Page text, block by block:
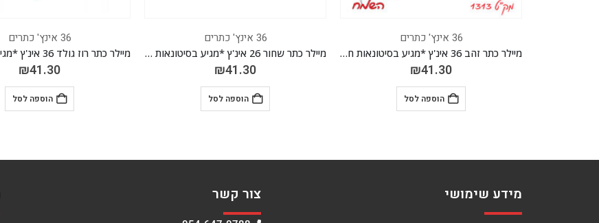
36 אינץ' כתרים
מיילר כתר זהב 36 אינ'ץ *מגיע בסיטונאות חבילה של 5 יח'*
₪41.30
הוספה לסל
36 אינץ' כתרים
מיילר כתר שחור 26 אינ'ץ *מגיע בסיטונאות חבילה של 5 יח'*
₪41.30
הוספה לסל
36 אינץ' כתרים
₪41.30
הוספה לסל
מידע שימושי צור קשר